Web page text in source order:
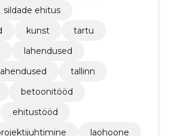
sildade ehitus
kunst
tartu
lahendused
tallinn
betoonitööd
ehitustööd
laohoone